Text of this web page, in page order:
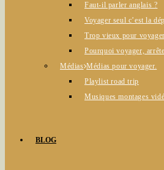
Faut-il parler anglais ?
Voyager seul c’est la
Trop vieux pour
Pourquoi voyager,
Médias Médias pour voyager.
Playlist road trip
Musiques montages
BLOG